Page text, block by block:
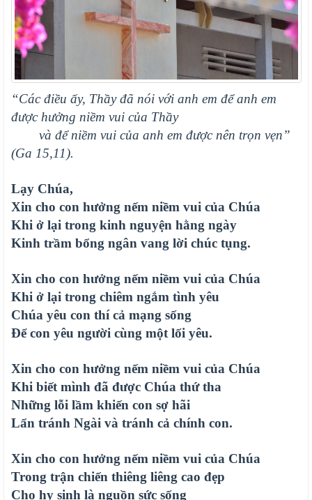
“Các điều ấy, Thầy đã nói với anh em để anh em
được hưởng niềm vui của Thầy
và để niềm vui của anh em được nên trọn vẹn”
(Ga 15,11).
Lạy Chúa,
Xin cho con hưởng nếm niềm vui của Chúa
Khi ở lại trong kinh nguyện hằng ngày
Kinh trầm bổng ngân vang lời chúc tụng.
Xin cho con hưởng nếm niềm vui của Chúa
Khi ở lại trong chiêm ngắm tình yêu
Chúa yêu con thí cả mạng sống
Để con yêu người cùng một lối yêu.
Xin cho con hưởng nếm niềm vui của Chúa
Khi biết mình đã được Chúa thứ tha
Những lỗi lầm khiến con sợ hãi
Lẩn tránh Ngài và tránh cả chính con.
Xin cho con hưởng nếm niềm vui của Chúa
Trong trận chiến thiêng liêng cao đẹp
Cho hy sinh là nguồn sức sống